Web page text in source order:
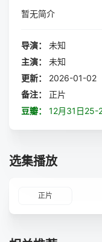
暂无简介
导演：
未知
主演：
未知
更新：
2026-01-02
备注：
正片
豆瓣：
12月31日25-
选集播放
正片